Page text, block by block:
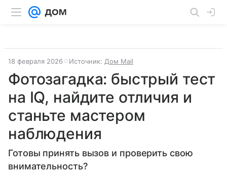
18 февраля 2026 Источник: Дом Mail
Фотозагадка: быстрый тест
на IQ, найдите отличия и
станьте мастером
наблюдения
Готовы принять вызов и проверить свою
внимательность?